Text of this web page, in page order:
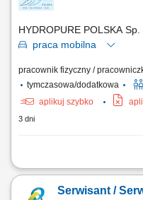
modyfikacyjnych i testów
HYDROPURE POLSKA Sp.
praca mobilna
pracownik fizyczny /
tymczasowa/dodatkowa
aplikuj szybko
3 dni
Główne obowiązki: montaż
Serwisant /